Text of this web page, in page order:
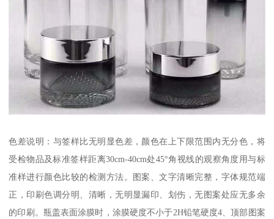
色差说明：与签样比无明显色差，颜色在上下限范围内无分色，将
受检物品及标准签样距离30cm-40cm处45°角视线的观察角度用与标
准样进行颜色比较的检测方法。图案、文字清晰完整，字体规范端
正，印刷色调分明、清晰，无明显漏印、划伤，无图案处应无多余
的印刷。瓶盖表面涂膜时，涂膜硬度不小于2H铅笔硬度4、顶部图案